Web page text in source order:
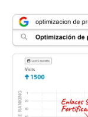
Retail
Ingeniería
Energía y